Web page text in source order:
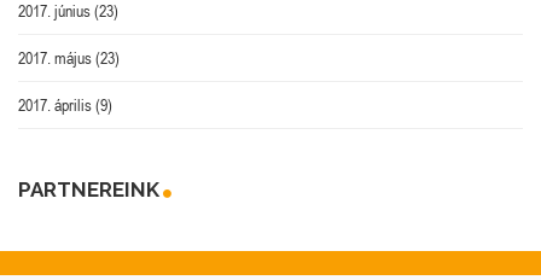
2017. június(23)
2017. május(23)
2017. április(9)
PARTNEREINK